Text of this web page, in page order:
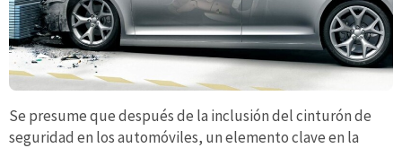
Se presume que después de la inclusión del cinturón de
seguridad en los automóviles, un elemento clave en la